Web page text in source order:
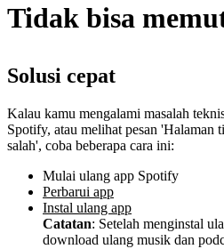
Tidak bisa
Solusi cepat
Kalau kamu mengalami masalah
Spotify, atau melihat pesan 'Halaman
salah', coba beberapa cara ini:
Mulai ulang app Spotify
Perbarui app
Instal ulang app
Catatan: Setelah menginstal
download ulang musik dan